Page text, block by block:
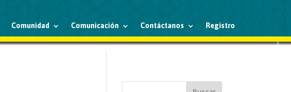
Comunidad Comunicación Contáctanos Registro